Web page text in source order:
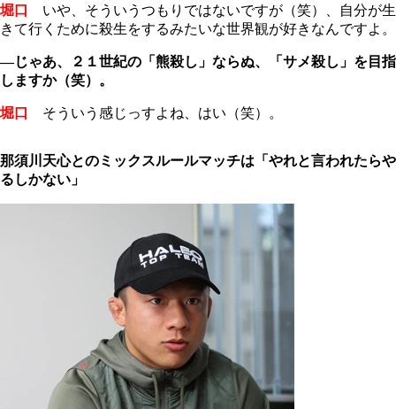
堀口
いや、そういうつもりではないですが（笑）、自分が生
きて行くために殺生をするみたいな世界観が好きなんですよ。
―じゃあ、２１世紀の「熊殺し」ならぬ、「サメ殺し」を目指
しますか（笑）。
堀口 そういう感じっすよね、はい（笑）。
那須川天心とのミックスルールマッチは「やれと言われたらや
るしかない」